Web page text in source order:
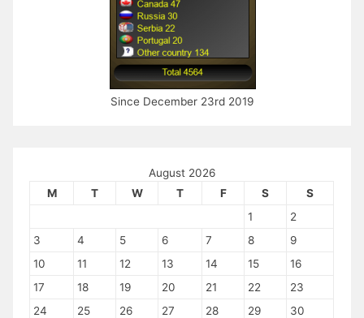
Since December 23rd 2019
August 2026
M
T W T F S
S
1
2
3
4 5 6 7 8
9
10
11 12 13 14 15
16
17
18 19 20 21 22
23
24
25 26 27 28 29
30